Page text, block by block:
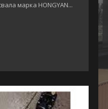
марка HONGYAN...